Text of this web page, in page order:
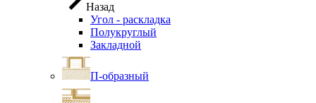
Назад
Угол - раскладка
Полукруглый
Закладной
П-образный